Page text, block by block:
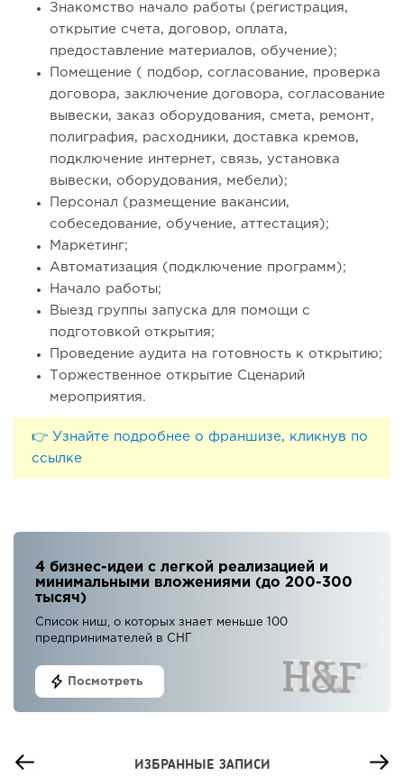
Знакомство начало работы (регистрация,
открытие счета, договор, оплата,
предоставление материалов, обучение);
Помещение ( подбор, согласование, проверка
договора, заключение договора, согласование
вывески, заказ оборудования, смета, ремонт,
полиграфия, расходники, доставка кремов,
подключение интернет, связь, установка
вывески, оборудования, мебели);
Персонал (размещение вакансии,
собеседование, обучение, аттестация);
Маркетинг;
Автоматизация (подключение программ);
Начало работы;
Выезд группы запуска для помощи с
подготовкой открытия;
Проведение аудита на готовность к открытию;
Торжественное открытие Сценарий
мероприятия.
👉 Узнайте подробнее о франшизе, кликнув по
ссылке
4 бизнес-идеи с легкой реализацией и
минимальными вложениями (до 200-300
тысяч)
Список ниш, о которых знает меньше 100
предпринимателей в СНГ
Посмотреть
ИЗБРАННЫЕ ЗАПИСИ